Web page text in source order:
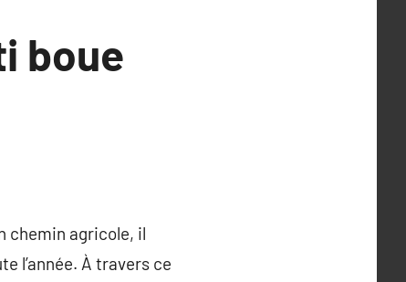
boue
chemin agricole, il
l’année. À travers ce